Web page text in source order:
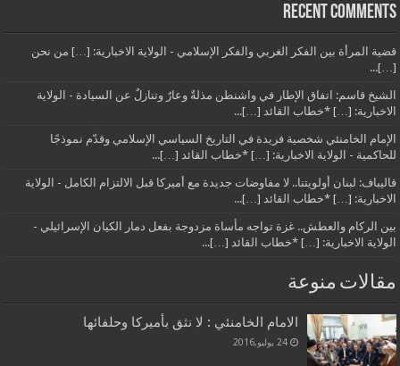
Recent Comments
قضية المرأة بين الفكر الغربي والفكر الإسلامي - الولاية الاخبارية: […] من نحن
[…]...
الشيخ قاسم: اتفاق الإطار في واشنطن مذلةٌ وعارٌ وتنازلٌ عن السيادة - الولاية
الاخبارية: […] *خطاب القائد […]...
الإمام الخامنئي شخصية فريدة في التاريخ السياسي الإسلامي وقدّم نموذجًا
للحاكمية - الولاية الاخبارية: […] *خطاب القائد […]...
قاليباف: لبنان أولويتنا.. لا مفاوضات جديدة مع أميركا قبل الالتزام الكامل - الولاية
الاخبارية: […] *خطاب القائد […]...
بين الركام والعطش.. غزة تواجه مأساة مزدوجة بفعل دمار الكيان الإسرائيلي -
الولاية الاخبارية: […] *خطاب القائد […]...
مقالات منوعة
الامام الخامنئي : لا نثق بأميركا وحلفائها
24 يوليو,2016